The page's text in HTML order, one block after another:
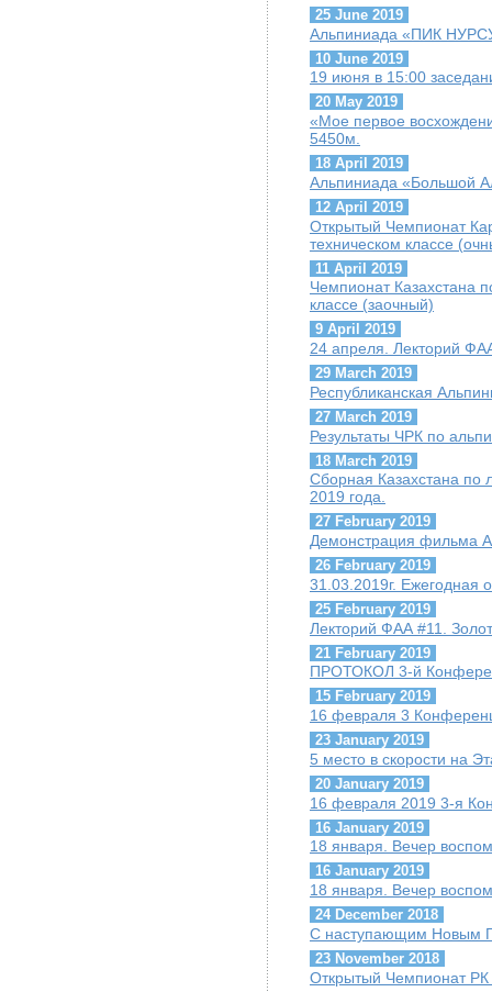
25 June 2019
Альпиниада «ПИК
10 June 2019
19 июня в 15:00
20 May 2019
«Мое первое
5450м.
18 April 2019
Альпиниада «Большой
12 April 2019
Открытый Чемпионат
техническом классе
11 April 2019
Чемпионат Казахстана
классе (заочный)
9 April 2019
24 апреля. Лекторий
29 March 2019
Республиканская
27 March 2019
Результаты ЧРК по
18 March 2019
Сборная Казахстана по
2019 года.
27 February 2019
Демонстрация фильма
26 February 2019
31.03.2019г.
25 February 2019
Лекторий ФАА #11.
21 February 2019
ПРОТОКОЛ 3-й
15 February 2019
16 февраля 3
23 January 2019
5 место в скорости на
20 January 2019
16 февраля 2019 3-я
16 January 2019
18 января. Вечер
16 January 2019
18 января. Вечер
24 December 2018
С наступающим Новым
23 November 2018
Открытый Чемпионат РК